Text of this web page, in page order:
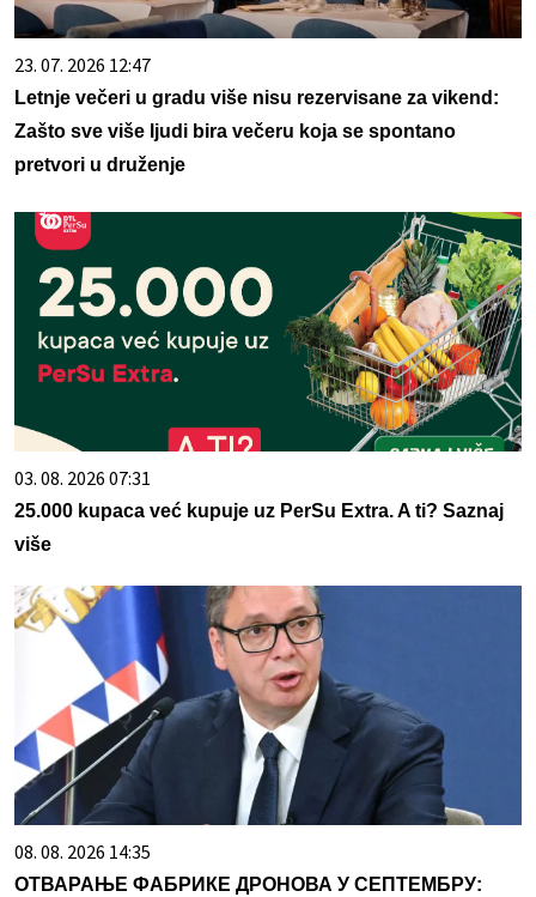
23. 07. 2026 12:47
Letnje večeri u gradu više nisu rezervisane za vikend:
Zašto sve više ljudi bira večeru koja se spontano
pretvori u druženje
03. 08. 2026 07:31
25.000 kupaca već kupuje uz PerSu Extra. A ti? Saznaj
više
08. 08. 2026 14:35
ОТВАРАЊЕ ФАБРИКЕ ДРОНОВА У СЕПТЕМБРУ: